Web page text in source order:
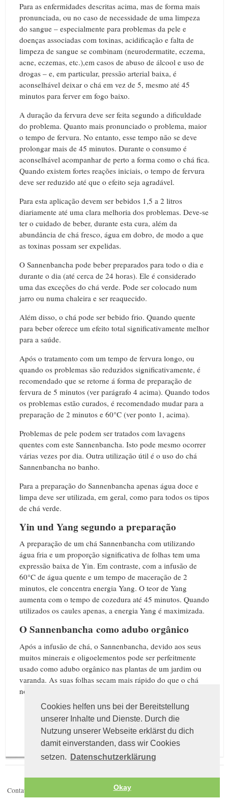
Cookies helfen uns bei der Bereitstellung
unserer Inhalte und Dienste. Durch die
Nutzung unserer Webseite erklärst du dich
damit einverstanden, dass wir Cookies
setzen.
Datenschutzerklärung
Okay
Para as enfermidades descritas acima, mas de forma mais
pronunciada, ou no caso de necessidade de uma limpeza
do sangue – especialmente para problemas da pele e
doenças associadas com toxinas, acidificação e falta de
limpeza de sangue se combinam (neurodermatite, eczema,
acne, eczemas, etc.),em casos de abuso de álcool e uso de
drogas – e, em particular, pressão arterial baixa, é
aconselhável deixar o chá em vez de 5, mesmo até 45
minutos para ferver em fogo baixo.
A duração da fervura deve ser feita segundo a dificuldade
do problema. Quanto mais pronunciado o problema, maior
o tempo de fervura. No entanto, esse tempo não se deve
prolongar mais de 45 minutos. Durante o consumo é
aconselhável acompanhar de perto a forma como o chá fica.
Quando existem fortes reações iniciais, o tempo de fervura
deve ser reduzido até que o efeito seja agradável.
Para esta aplicação devem ser bebidos 1,5 a 2 litros
diariamente até uma clara melhoria dos problemas. Deve-se
ter o cuidado de beber, durante esta cura, além da
abundância de chá fresco, água em dobro, de modo a que
as toxinas possam ser expelidas.
O Sannenbancha pode beber preparados para todo o dia e
durante o dia (até cerca de 24 horas). Ele é considerado
uma das exceções do chá verde. Pode ser colocado num
jarro ou numa chaleira e ser reaquecido.
Além disso, o chá pode ser bebido frio. Quando quente
para beber oferece um efeito total significativamente melhor
para a saúde.
Após o tratamento com um tempo de fervura longo, ou
quando os problemas são reduzidos significativamente, é
recomendado que se retorne á forma de preparação de
fervura de 5 minutos (ver parágrafo 4 acima). Quando todos
os problemas estão curados, é recomendado mudar para a
preparação de 2 minutos e 60°C (ver ponto 1, acima).
Problemas de pele podem ser tratados com lavagens
quentes com este Sannenbancha. Isto pode mesmo ocorrer
várias vezes por dia. Outra utilização útil é o uso do chá
Sannenbancha no banho.
Para a preparação do Sannenbancha apenas água doce e
limpa deve ser utilizada, em geral, como para todos os tipos
de chá verde.
Yin und Yang segundo a preparação
A preparação de um chá Sannenbancha com utilizando
água fria e um proporção significativa de folhas tem uma
expressão baixa de Yin. Em contraste, com a infusão de
60°C de água quente e um tempo de maceração de 2
minutos, ele concentra energia Yang. O teor de Yang
aumenta com o tempo de cozedura até 45 minutos. Quando
utilizados os caules apenas, a energia Yang é maximizada.
O Sannenbancha como adubo orgânico
Após a infusão de chá, o Sannenbancha, devido aos seus
muitos minerais e oligoelementos pode ser perfeitmente
usado como adubo orgânico nas plantas de um jardim ou
varanda. As suas folhas secam mais rápido do que o chá
normal e, em seguida, exalam um perfume muito agradável.
Contatos